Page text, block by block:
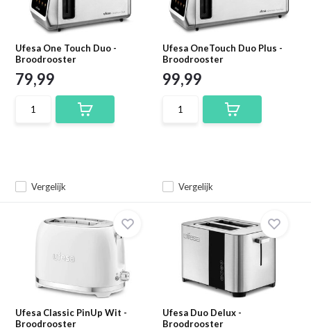
Ufesa One Touch Duo -
Broodrooster
Vergelijk
79,99
Ufesa OneTouch Duo Plus -
Broodrooster
Vergelijk
99,99
Ufesa Classic PinUp Wit -
Broodrooster
Ufesa Duo Delux -
Broodrooster